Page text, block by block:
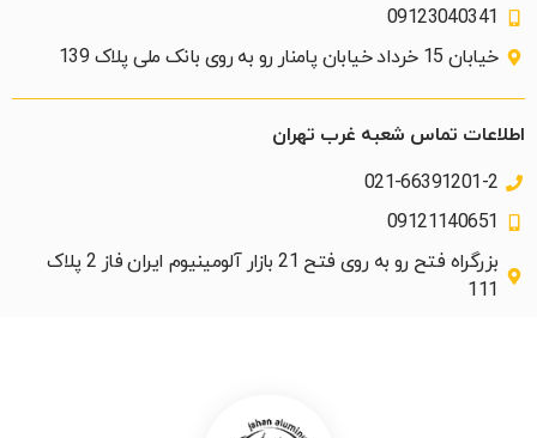
09123040341
خیابان 15 خرداد خیابان پامنار رو به روی بانک ملی پلاک 139​
اطلاعات تماس شعبه غرب تهران
021-66391201-2
09121140651
بزرگراه فتح رو به روی فتح 21 بازار آلومینیوم ایران فاز 2 پلاک
111